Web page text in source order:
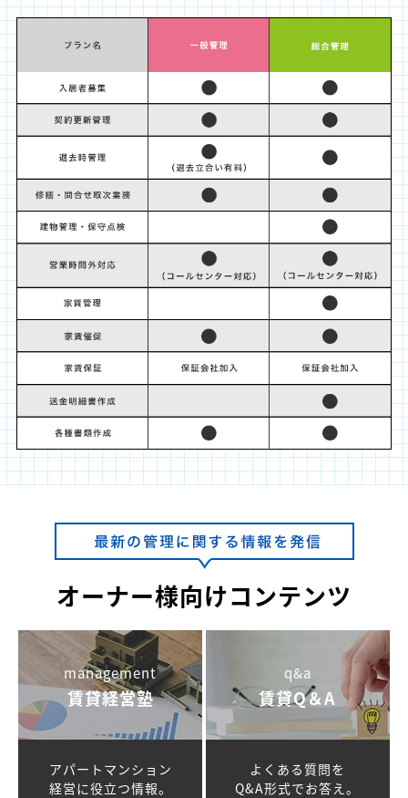
オーナー様向けコンテンツ
management
賃貸経営塾
アパートマンション
経営に役立つ情報。
q&a
賃貸Q＆A
よくある質問を
Q&A形式でお答え。